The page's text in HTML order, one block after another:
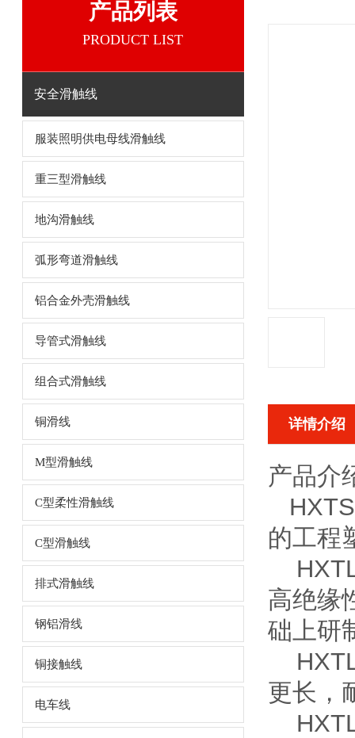
产品列表
PRODUCT LIST
安全滑触线
服装照明供电母线滑触线
重三型滑触线
地沟滑触线
弧形弯道滑触线
铝合金外壳滑触线
导管式滑触线
组合式滑触线
铜滑线
M型滑触线
C型柔性滑触线
C型滑触线
排式滑触线
钢铝滑线
铜接触线
电车线
详情介绍
产品介
的工程
HXTL
高绝缘
础上研
HXTL
更长，
HXTL